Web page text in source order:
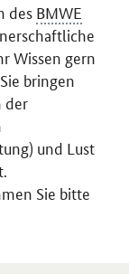
des BMWE
Wissen gern
bringen
der
und Lust
Sie bitte